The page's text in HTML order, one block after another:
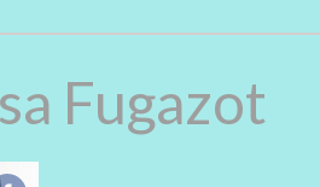
Fugazot